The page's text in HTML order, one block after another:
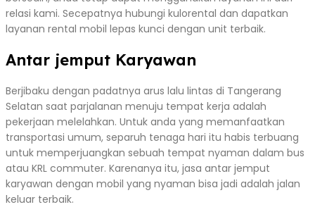
relasi kami. Secepatnya hubungi kulorental dan dapatkan
layanan rental mobil lepas kunci dengan unit terbaik.
Antar jemput Karyawan
Berjibaku dengan padatnya arus lalu lintas di Tangerang
Selatan saat parjalanan menuju tempat kerja adalah
pekerjaan melelahkan. Untuk anda yang memanfaatkan
transportasi umum, separuh tenaga hari itu habis terbuang
untuk memperjuangkan sebuah tempat nyaman dalam bus
atau KRL commuter. Karenanya itu, jasa antar jemput
karyawan dengan mobil yang nyaman bisa jadi adalah jalan
keluar terbaik.